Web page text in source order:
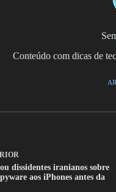
Conteúdo com dicas de
dissidentes iranianos sobre
aos iPhones antes da